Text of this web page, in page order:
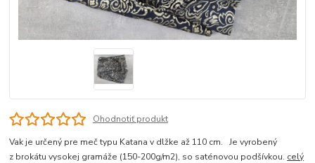
Ohodnotiť produkt
Vak je určený pre meč typu Katana v dlžke až 110 cm. Je vyrobený
z brokátu vysokej gramáže (150-200g/m2), so saténovou podšívkou. celý